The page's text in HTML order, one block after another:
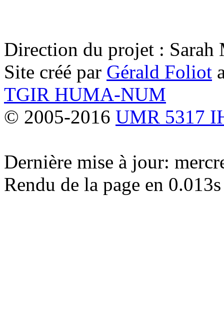
Direction du projet : Sarah
Site créé par Gérald Foliot
TGIR HUMA-NUM
© 2005-2016 UMR 5317
Dernière mise à jour:
Rendu de la page en 0.013s